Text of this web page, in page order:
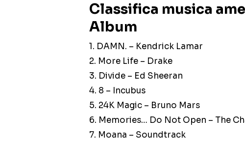
Classifica musica
Album
1. DAMN. – Kendrick Lamar
2. More Life – Drake
3. Divide – Ed Sheeran
4. 8 – Incubus
5. 24K Magic – Bruno Mars
6. Memories… Do Not Open – The
7. Moana – Soundtrack